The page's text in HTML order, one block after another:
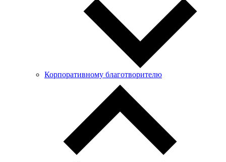
Корпоративному благотворителю